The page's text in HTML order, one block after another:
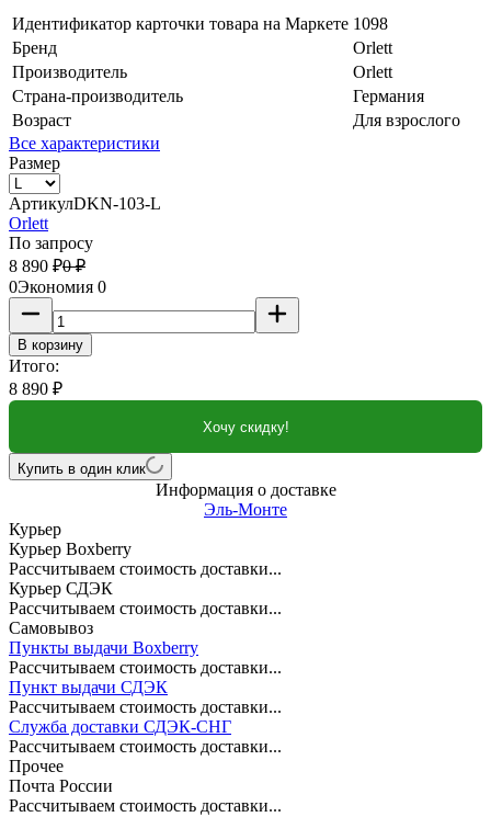
Идентификатор карточки товара на Маркете 1098
Бренд
Orlett
Производитель
Orlett
Страна-производитель
Германия
Возраст
Для взрослого
Все характеристики
Размер
АртикулDKN-103-L
Orlett
По запросу
8 890 ₽0 ₽
0Экономия 0
В корзину
Итого:
8 890 ₽
Хочу скидку!
Купить в один клик
Информация о доставке
Эль-Монте
Курьер
Курьер Boxberry
Рассчитываем стоимость доставки...
Курьер СДЭК
Рассчитываем стоимость доставки...
Самовывоз
Пункты выдачи Boxberry
Рассчитываем стоимость доставки...
Пункт выдачи СДЭК
Рассчитываем стоимость доставки...
Служба доставки СДЭК-СНГ
Рассчитываем стоимость доставки...
Прочее
Почта России
Рассчитываем стоимость доставки...